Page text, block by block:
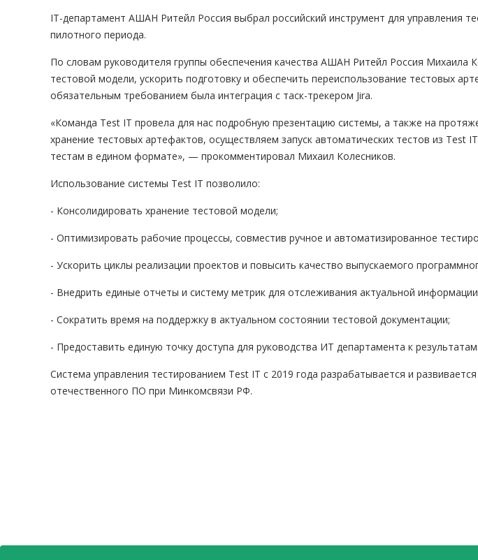
IT-департамент АШАН Ритейл Россия выбрал российский инструмент для управления
пилотного периода.
По словам руководителя группы обеспечения качества АШАН Ритейл Россия Михаила
тестовой модели, ускорить подготовку и обеспечить переиспользование тестовых
обязательным требованием была интеграция с таск-трекером Jira.
«Команда Test IT провела для нас подробную презентацию системы, а также на
хранение тестовых артефактов, осуществляем запуск автоматических тестов из
тестам в едином формате», — прокомментировал Михаил Колесников.
Использование системы Test IT позволило:
- Консолидировать хранение тестовой модели;
- Оптимизировать рабочие процессы, совместив ручное и автоматизированное
- Ускорить циклы реализации проектов и повысить качество выпускаемого
- Внедрить единые отчеты и систему метрик для отслеживания актуальной
- Сократить время на поддержку в актуальном состоянии тестовой документации;
- Предоставить единую точку доступа для руководства ИТ департамента к
Система управления тестированием Test IT с 2019 года разрабатывается и
отечественного ПО при Минкомсвязи РФ.